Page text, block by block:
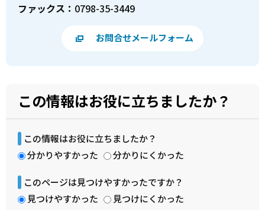
ファックス： 0798-35-3449
お問合せメールフォーム
この情報はお役に立ちましたか？
この情報はお役に立ちましたか？
分かりやすかった
分かりにくかった
このページは見つけやすかったですか？
見つけやすかった
見つけにくかった